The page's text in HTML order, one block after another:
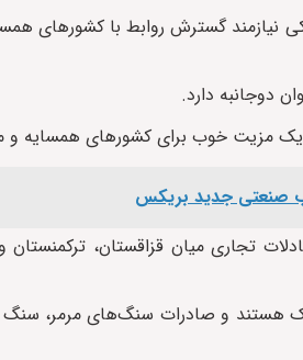
نیازمند گسترش روابط با کشورهای
دوجانبه دارد.
یک مزیت خوب برای کشورهای همسایه
صنعتی جدید بریکس
تجاری میان قزاقستان، ترکمنستان
هستند و صادرات سنگ‌های مرمر،